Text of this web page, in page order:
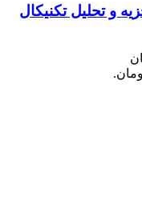
و تحلیل تکنیکال
تومان